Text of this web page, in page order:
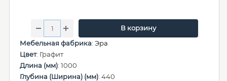
В корзину
Мебельная фабрика: Эра
Цвет: Графит
Длина (мм): 1000
Глубина (Ширина) (мм): 440